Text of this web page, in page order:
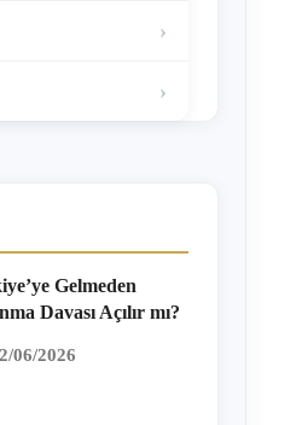
Gelmeden
Davası Açılır mı?
06/2026